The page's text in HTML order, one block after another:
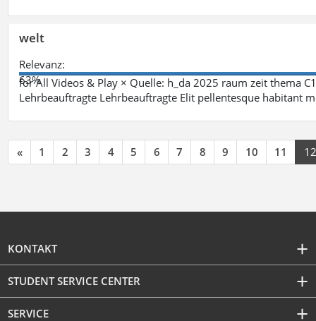
welt
Relevanz:
63%
for All Videos & Play × Quelle: h_da 2025 raum zeit thema
Lehrbeauftragte Lehrbeauftragte Elit pellentesque habitant
« 1 2 3 4 5 6 7 8 9 10 11 12
KONTAKT
STUDENT SERVICE CENTER
SERVICE